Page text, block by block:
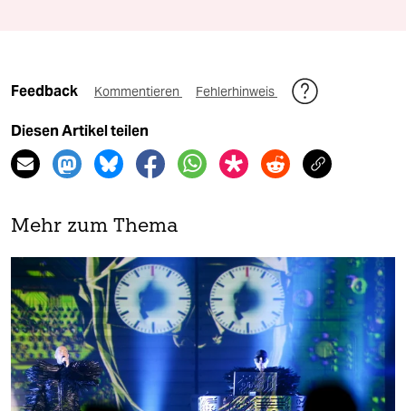
Feedback Kommentieren Fehlerhinweis
Diesen Artikel teilen
Mehr zum Thema